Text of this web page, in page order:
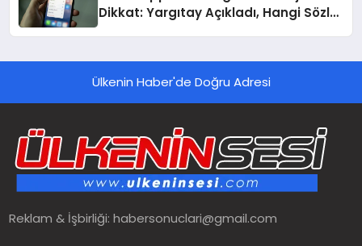
Dikkat: Yargıtay Açıkladı, Hangi Sözler
Ülkenin Haber'de Doğru Adresi
Reklam & İşbirliği:habersonuclari@gmail.com